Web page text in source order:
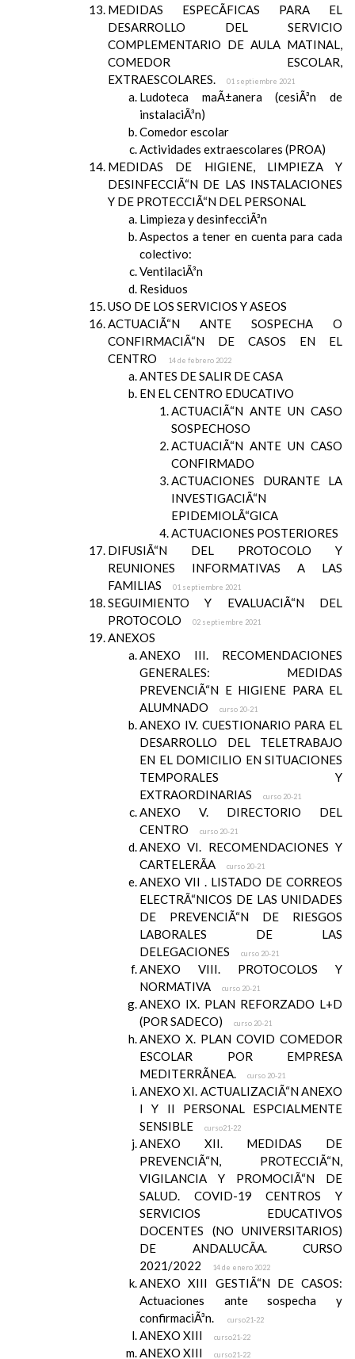
MEDIDAS ESPECÃFICAS PARA EL
DESARROLLO DEL SERVICIO
COMPLEMENTARIO DE AULA MATINAL,
COMEDOR ESCOLAR,
EXTRAESCOLARES.
01 septiembre 2021
Ludoteca maÃ±anera (cesiÃ³n de
instalaciÃ³n)
Comedor escolar
Actividades extraescolares (PROA)
MEDIDAS DE HIGIENE, LIMPIEZA Y
DESINFECCIÃ“N DE LAS INSTALACIONES
Y DE PROTECCIÃ“N DEL PERSONAL
Limpieza y desinfecciÃ³n
Aspectos a tener en cuenta para cada
colectivo:
VentilaciÃ³n
Residuos
USO DE LOS SERVICIOS Y ASEOS
ACTUACIÃ“N ANTE SOSPECHA O
CONFIRMACIÃ“N DE CASOS EN EL
CENTRO
14 de febrero 2022
ANTES DE SALIR DE CASA
EN EL CENTRO EDUCATIVO
ACTUACIÃ“N ANTE UN CASO
SOSPECHOSO
ACTUACIÃ“N ANTE UN CASO
CONFIRMADO
ACTUACIONES DURANTE LA
INVESTIGACIÃ“N
EPIDEMIOLÃ“GICA
ACTUACIONES POSTERIORES
DIFUSIÃ“N DEL PROTOCOLO Y
REUNIONES INFORMATIVAS A LAS
FAMILIAS
01 septiembre 2021
SEGUIMIENTO Y EVALUACIÃ“N DEL
PROTOCOLO
02 septiembre 2021
ANEXOS
ANEXO III. RECOMENDACIONES
GENERALES: MEDIDAS
PREVENCIÃ“N E HIGIENE PARA EL
ALUMNADO
curso 20-21
ANEXO IV. CUESTIONARIO PARA EL
DESARROLLO DEL TELETRABAJO
EN EL DOMICILIO EN SITUACIONES
TEMPORALES Y
EXTRAORDINARIAS
curso 20-21
ANEXO V. DIRECTORIO DEL
CENTRO
curso 20-21
ANEXO VI. RECOMENDACIONES Y
CARTELERÃA
curso 20-21
ANEXO VII . LISTADO DE CORREOS
ELECTRÃ“NICOS DE LAS UNIDADES
DE PREVENCIÃ“N DE RIESGOS
LABORALES DE LAS
DELEGACIONES
curso 20-21
ANEXO VIII. PROTOCOLOS Y
NORMATIVA
curso 20-21
ANEXO IX. PLAN REFORZADO L+D
(POR SADECO)
curso 20-21
ANEXO X. PLAN COVID COMEDOR
ESCOLAR POR EMPRESA
MEDITERRÃNEA.
curso 20-21
ANEXO XI. ACTUALIZACIÃ“N ANEXO
I Y II PERSONAL ESPCIALMENTE
SENSIBLE
curso21-22
ANEXO XII. MEDIDAS DE
PREVENCIÃ“N, PROTECCIÃ“N,
VIGILANCIA Y PROMOCIÃ“N DE
SALUD. COVID-19 CENTROS Y
SERVICIOS EDUCATIVOS
DOCENTES (NO UNIVERSITARIOS)
DE ANDALUCÃA. CURSO
2021/2022
14 de enero 2022
ANEXO XIII GESTIÃ“N DE CASOS:
Actuaciones ante sospecha y
confirmaciÃ³n.
curso21-22
ANEXO XIII curso21-22
ANEXO XIII curso21-22